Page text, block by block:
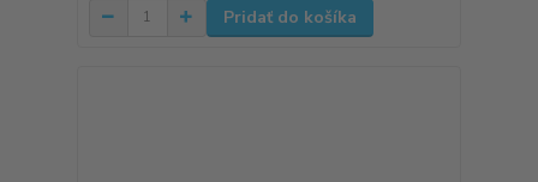
Pridať do košíka